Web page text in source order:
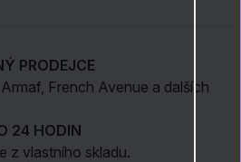
PRODEJCE
French Avenue a dalších
24 HODIN
z vlastního skladu.